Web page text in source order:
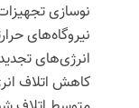
نوسازی
نیروگاه‌های
انرژی‌های
کاهش اتلاف